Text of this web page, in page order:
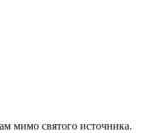
мимо святого источника.